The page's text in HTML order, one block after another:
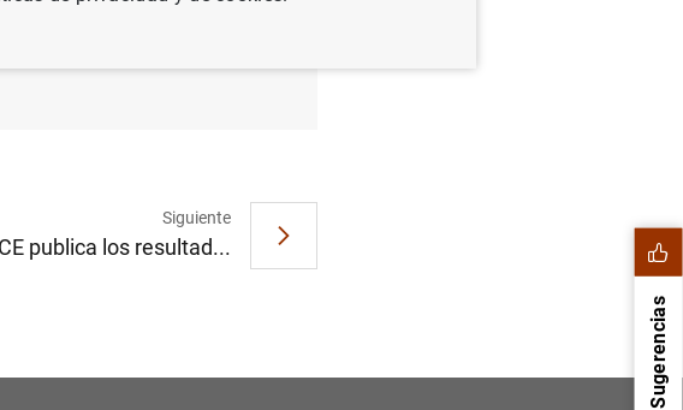
Siguiente
publica los resultad...
Sugerencias